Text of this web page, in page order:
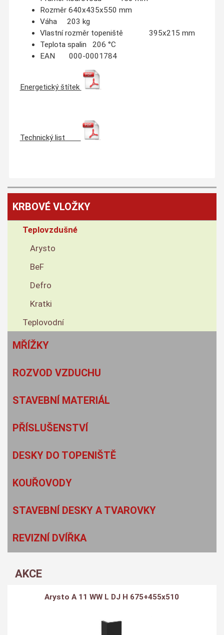
Rozměr 640x435x550 mm
Váha 203 kg
Vlastní rozměr topeniště 395x215 mm
Teplota spalin 206 °C
EAN 000-0001784
Energetický štítek
Technický list
KRBOVÉ VLOŽKY
Teplovzdušné
Arysto
BeF
Defro
Kratki
Teplovodní
MŘÍŽKY
ROZVOD VZDUCHU
STAVEBNÍ MATERIÁL
PŘÍSLUŠENSTVÍ
DESKY DO TOPENIŠTĚ
KOUŘOVODY
STAVEBNÍ DESKY A TVAROVKY
REVIZNÍ DVÍŘKA
AKCE
Arysto A 11 WW L DJ H 675+455x510